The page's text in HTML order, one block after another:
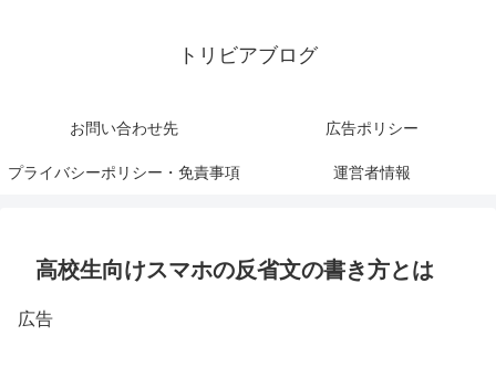
トリビアブログ
お問い合わせ先 広告ポリシー
プライバシーポリシー・免責事項 運営者情報
高校生向けスマホの反省文の書き方とは
広告